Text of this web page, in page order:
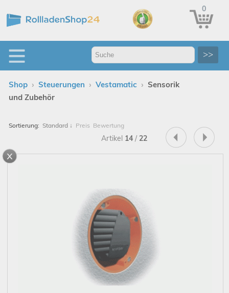
0
>>
Schließen
Shop › Steuerungen › Vestamatic › Sensorik
und Zubehör
Sortierung: Standard ↓ Preis Bewertung
Artikel 14 / 22
x